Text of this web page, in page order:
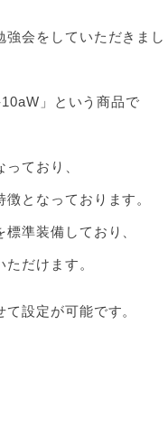
強会をしていただきまし
」という商品で
ており、
となっております。
準装備しており、
だけます。
設定が可能です。